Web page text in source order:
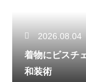
2026.08.04
着物にビスチ
和装術